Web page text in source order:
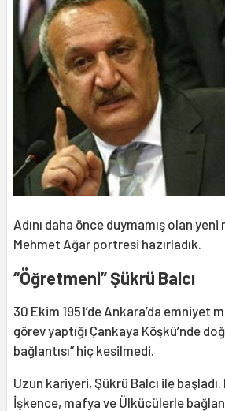
Adını daha önce duymamış olan yeni
Mehmet Ağar portresi hazırladık.
“Öğretmeni” Şükrü Balcı
30 Ekim 1951’de Ankara’da emniyet
görev yaptığı Çankaya Köşkü’nde
bağlantısı” hiç kesilmedi.
Uzun kariyeri, Şükrü Balcı ile
İşkence, mafya ve Ülkücülerle